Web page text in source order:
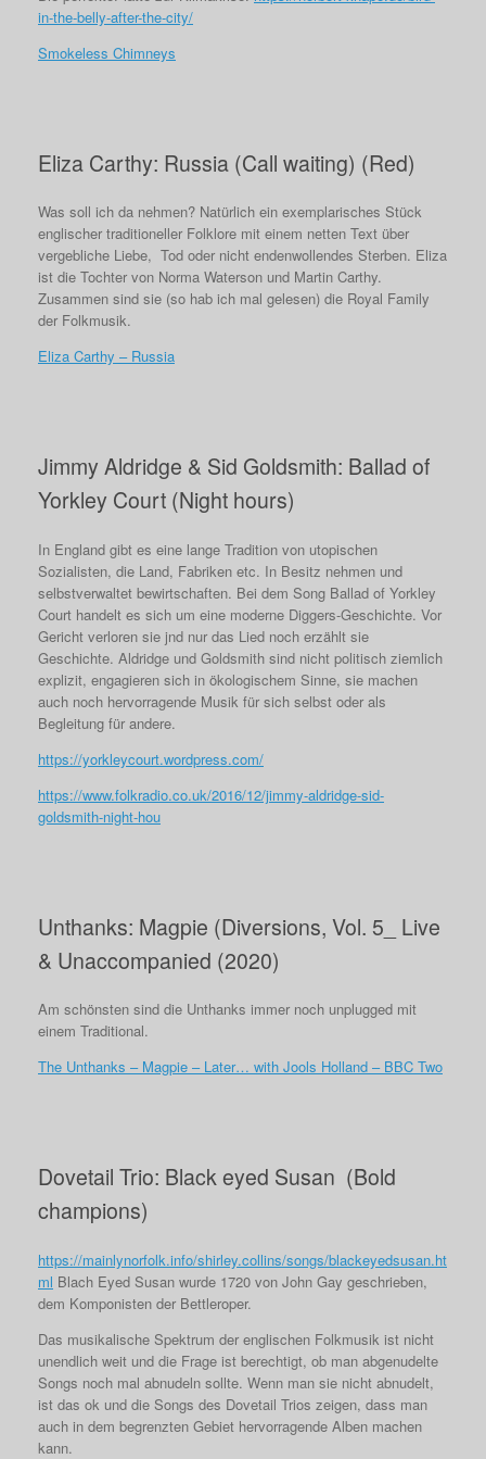
in-the-belly-after-the-city/
Smokeless Chimneys
Eliza Carthy: Russia (Call waiting) (Red)
Was soll ich da nehmen? Natürlich ein exemplarisches Stück
englischer traditioneller Folklore mit einem netten Text über
vergebliche Liebe, Tod oder nicht endenwollendes Sterben. Eliza
ist die Tochter von Norma Waterson und Martin Carthy.
Zusammen sind sie (so hab ich mal gelesen) die Royal Family
der Folkmusik.
Eliza Carthy – Russia
Jimmy Aldridge & Sid Goldsmith: Ballad of
Yorkley Court (Night hours)
In England gibt es eine lange Tradition von utopischen
Sozialisten, die Land, Fabriken etc. In Besitz nehmen und
selbstverwaltet bewirtschaften. Bei dem Song Ballad of Yorkley
Court handelt es sich um eine moderne Diggers-Geschichte. Vor
Gericht verloren sie jnd nur das Lied noch erzählt sie
Geschichte. Aldridge und Goldsmith sind nicht politisch ziemlich
explizit, engagieren sich in ökologischem Sinne, sie machen
auch noch hervorragende Musik für sich selbst oder als
Begleitung für andere.
https://yorkleycourt.wordpress.com/
https://www.folkradio.co.uk/2016/12/jimmy-aldridge-sid-
goldsmith-night-hou
Unthanks: Magpie (Diversions, Vol. 5_ Live
& Unaccompanied (2020)
Am schönsten sind die Unthanks immer noch unplugged mit
einem Traditional.
The Unthanks – Magpie – Later… with Jools Holland – BBC Two
Dovetail Trio: Black eyed Susan (Bold
champions)
https://mainlynorfolk.info/shirley.collins/songs/blackeyedsusan.ht
ml Blach Eyed Susan wurde 1720 von John Gay geschrieben,
dem Komponisten der Bettleroper.
Das musikalische Spektrum der englischen Folkmusik ist nicht
unendlich weit und die Frage ist berechtigt, ob man abgenudelte
Songs noch mal abnudeln sollte. Wenn man sie nicht abnudelt,
ist das ok und die Songs des Dovetail Trios zeigen, dass man
auch in dem begrenzten Gebiet hervorragende Alben machen
kann.